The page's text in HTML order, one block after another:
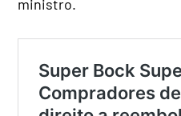
ministro.